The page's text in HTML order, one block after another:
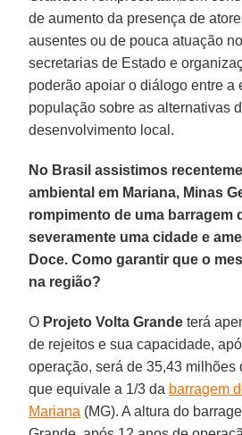
de aumento da presença de
ausentes ou de pouca atuação
secretarias de Estado e
poderão apoiar o diálogo entre a
população sobre as alternativas
desenvolvimento local.
No Brasil assistimos
ambiental em Mariana, Minas
rompimento de uma barragem
severamente uma cidade e
Doce. Como garantir que o
na região?
O Projeto Volta Grande terá
de rejeitos e sua capacidade,
operação, será de 35,43 milhões
que equivale a 1/3 da barragem
Mariana (MG). A altura do